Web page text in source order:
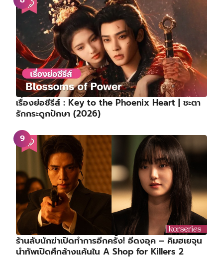
เรื่องย่อซีรีส์ : Key to the Phoenix Heart | ชะตา
รักกระดูกปักษา (2026)
ร้านลับนักฆ่าเปิดทำการอีกครั้ง! อีดงอุค – คิมฮเยจุน
นำทัพเปิดศึกล้างแค้นใน A Shop for Killers 2